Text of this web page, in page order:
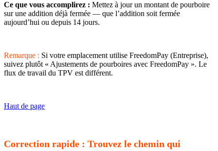
Ce que vous accomplirez : Mettez à jour un montant de pourboire
sur une addition déjà fermée — que l’addition soit fermée
aujourd’hui ou depuis 14 jours.
Remarque : Si votre emplacement utilise FreedomPay (Entreprise),
suivez plutôt « Ajustements de pourboires avec FreedomPay ». Le
flux de travail du TPV est différent.
Haut de page
Correction rapide : Trouvez le chemin qui